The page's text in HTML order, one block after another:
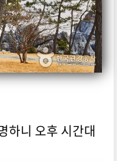
하니 오후 시간대